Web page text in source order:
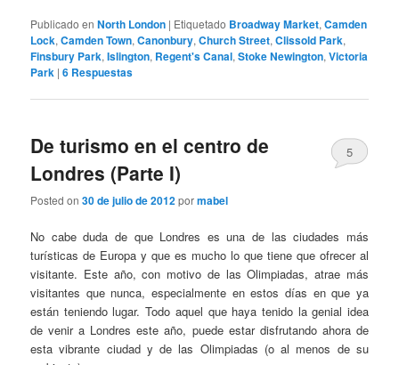
Publicado en North London | Etiquetado Broadway Market,Camden
Lock,Camden Town,Canonbury,Church Street,Clissold Park,
Finsbury Park,Islington, Regent's Canal,Stoke Newington,Victoria
Park |6 Respuestas
De turismo en el centro de
Londres (Parte I)
Posted on30 de julio de 2012pormabel
5
No cabe duda de que Londres es una de las ciudades más
turísticas de Europa y que es mucho lo que tiene que ofrecer al
visitante. Este año, con motivo de las Olimpiadas, atrae más
visitantes que nunca, especialmente en estos días en que ya
están teniendo lugar. Todo aquel que haya tenido la genial idea
de venir a Londres este año, puede estar disfrutando ahora de
esta vibrante ciudad y de las Olimpiadas (o al menos de su